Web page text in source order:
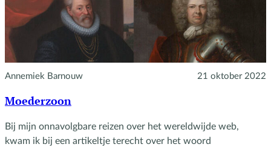
Annemiek Barnouw 21 oktober 2022
Moederzoon
Bij mijn onnavolgbare reizen over het wereldwijde web,
kwam ik bij een artikeltje terecht over het woord